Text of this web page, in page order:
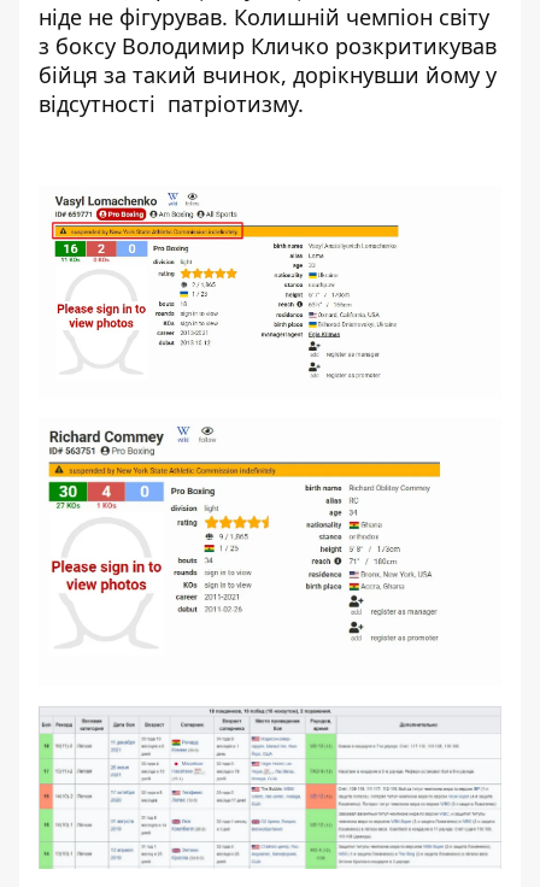
ніде не фігурував. Колишній чемпіон світу
з боксу Володимир Кличко розкритикував
бійця за такий вчинок, дорікнувши йому у
відсутності патріотизму.